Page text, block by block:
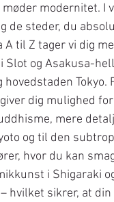
modernitet. I
de steder, du
A til Z tager vi dig
Slot og Asakusa-
Tokyo.
dig mulighed
mere
og til den
hvor du kan
i Shigaraki
hvilket sikrer, at